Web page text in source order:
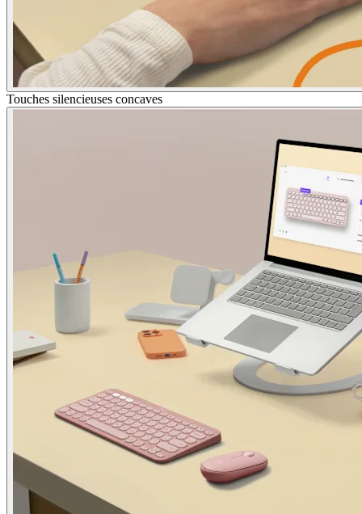
Touches silencieuses concaves